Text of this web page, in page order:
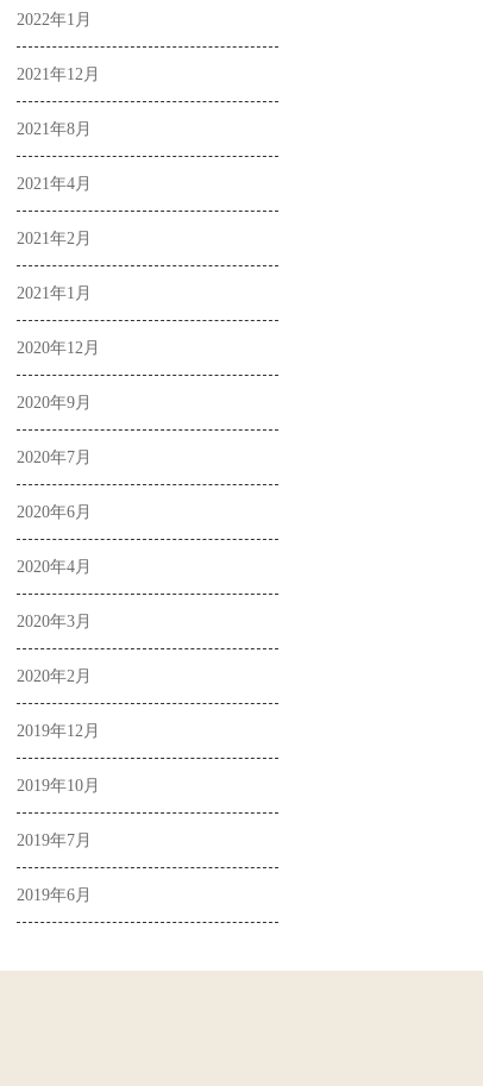
2022年1月
2021年12月
2021年8月
2021年4月
2021年2月
2021年1月
2020年12月
2020年9月
2020年7月
2020年6月
2020年4月
2020年3月
2020年2月
2019年12月
2019年10月
2019年7月
2019年6月